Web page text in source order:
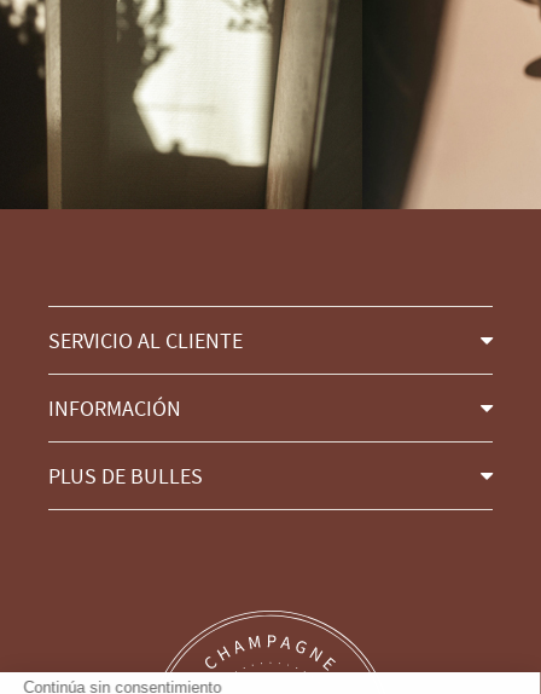
SERVICIO AL CLIENTE
INFORMACIÓN
PLUS DE BULLES
Continúa sin consentimiento